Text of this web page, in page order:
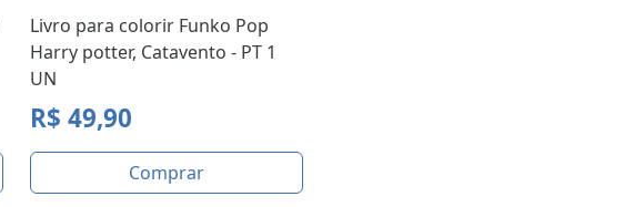
Livro para colorir Funko Pop
Harry potter, Catavento - PT 1
UN
R$ 49,90
Comprar